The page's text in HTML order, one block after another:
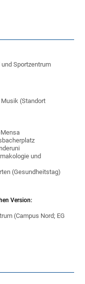
Sportzentrum
(Standort
und
(Gesundheitstag)
Version:
(Campus Nord; EG